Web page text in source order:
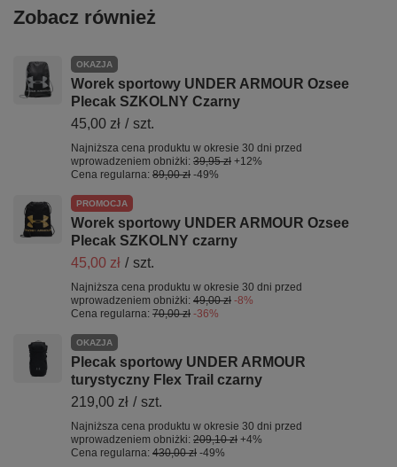
Zobacz również
OKAZJA
Worek sportowy UNDER ARMOUR Ozsee
Plecak SZKOLNY Czarny
45,00 zł / szt.
Najniższa cena produktu w okresie 30 dni przed
wprowadzeniem obniżki: 39,95 zł +12%
Cena regularna: 89,00 zł -49%
PROMOCJA
Worek sportowy UNDER ARMOUR Ozsee
Plecak SZKOLNY czarny
45,00 zł / szt.
Najniższa cena produktu w okresie 30 dni przed
wprowadzeniem obniżki: 49,00 zł -8%
Cena regularna: 70,00 zł -36%
OKAZJA
Plecak sportowy UNDER ARMOUR
turystyczny Flex Trail czarny
219,00 zł / szt.
Najniższa cena produktu w okresie 30 dni przed
wprowadzeniem obniżki: 209,10 zł +4%
Cena regularna: 430,00 zł -49%